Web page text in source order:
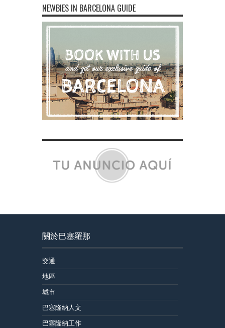
NEWBIES IN BARCELONA GUIDE
關於巴塞羅那
交通
地區
城市
巴塞隆納人文
巴塞隆納工作